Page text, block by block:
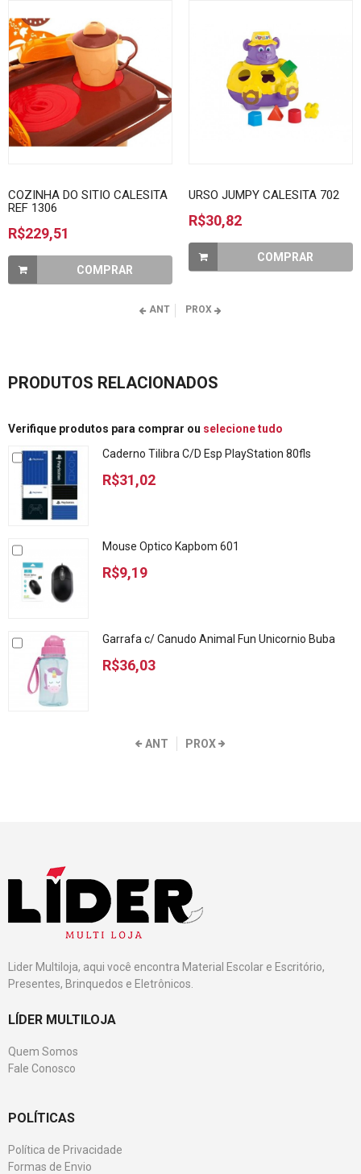
COZINHA DO SITIO CALESITA
REF 1306
R$229,51
COMPRAR
URSO JUMPY CALESITA 702
R$30,82
COMPRAR
ANT PROX
PRODUTOS RELACIONADOS
Verifique produtos para comprar ou selecione tudo
Caderno Tilibra C/D Esp PlayStation 80fls
R$31,02
Mouse Optico Kapbom 601
R$9,19
Garrafa c/ Canudo Animal Fun Unicornio Buba
R$36,03
ANT PROX
Lider Multiloja, aqui você encontra Material Escolar e Escritório,
Presentes, Brinquedos e Eletrônicos.
LÍDER MULTILOJA
Quem Somos
Fale Conosco
POLÍTICAS
Política de Privacidade
Formas de Envio